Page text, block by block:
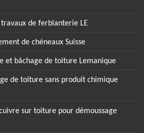
de ferblanterie LE
de chéneaux Suisse
et bâchage de toiture Lemanique
de toiture sans produit chimique
sur toiture pour démoussage